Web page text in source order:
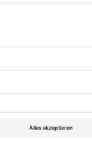
der BTR
auch das